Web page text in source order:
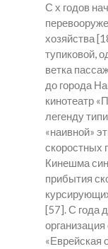
С х годов
хозяйства
тупиковой,
ветка
до города
кинотеатр
легенду
«наивной»
скоростных
Кинешма
прибытия
[57]. С года
«Еврейская